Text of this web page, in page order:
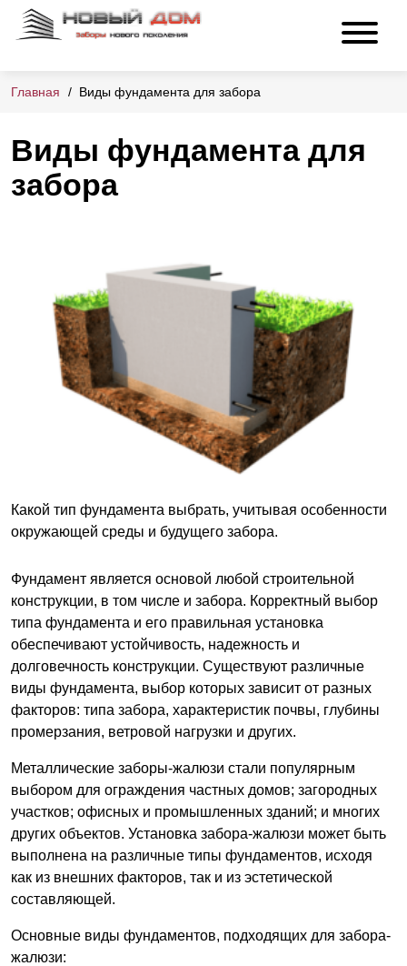
Главная Виды фундамента для забора
Виды фундамента для
забора
Какой тип фундамента выбрать, учитывая особенности
окружающей среды и будущего забора.
Фундамент является основой любой строительной
конструкции, в том числе и забора. Корректный выбор
типа фундамента и его правильная установка
обеспечивают устойчивость, надежность и
долговечность конструкции. Существуют различные
виды фундамента, выбор которых зависит от разных
факторов: типа забора, характеристик почвы, глубины
промерзания, ветровой нагрузки и других.
Металлические заборы-жалюзи стали популярным
выбором для ограждения частных домов; загородных
участков; офисных и промышленных зданий; и многих
других объектов. Установка забора-жалюзи может быть
выполнена на различные типы фундаментов, исходя
как из внешних факторов, так и из эстетической
составляющей.
Основные виды фундаментов, подходящих для забора-
жалюзи: